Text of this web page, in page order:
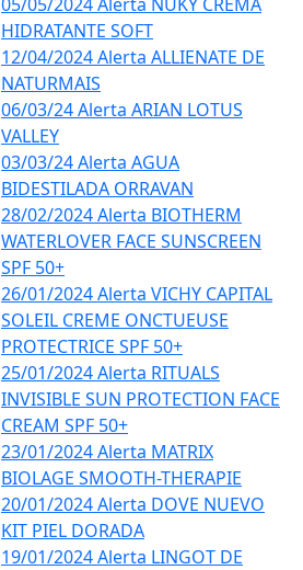
HIDRATANTE SOFT
12/04/2024 Alerta ALLIENATE DE
NATURMAIS
06/03/24 Alerta ARIAN LOTUS
VALLEY
03/03/24 Alerta AGUA
BIDESTILADA ORRAVAN
28/02/2024 Alerta BIOTHERM
WATERLOVER FACE SUNSCREEN
SPF 50+
26/01/2024 Alerta VICHY CAPITAL
SOLEIL CREME ONCTUEUSE
PROTECTRICE SPF 50+
25/01/2024 Alerta RITUALS
INVISIBLE SUN PROTECTION FACE
CREAM SPF 50+
23/01/2024 Alerta MATRIX
BIOLAGE SMOOTH-THERAPIE
20/01/2024 Alerta DOVE NUEVO
KIT PIEL DORADA
19/01/2024 Alerta LINGOT DE